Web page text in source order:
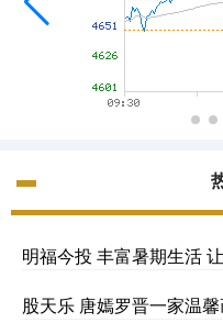
明福今投 丰富暑期生活
股天乐 唐嫣罗晋一家温